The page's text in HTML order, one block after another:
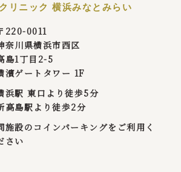
帆
ック横
リニック 横浜みなとみらい
220-0011
奈川県横浜市西区
島1丁目2-5
濱ゲートタワー 1F
浜駅 東口より徒歩5分
高島駅より徒歩2分
施設のコインパーキングをご利用く
さい